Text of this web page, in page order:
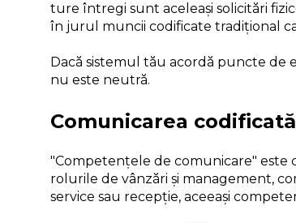
ture întregi sunt aceleași solicitări
în jurul muncii codificate tradițional
Dacă sistemul tău acordă puncte de
nu este neutră.
Comunicarea
"Competențele de comunicare" este
rolurile de vânzări și management,
service sau recepție, aceeași